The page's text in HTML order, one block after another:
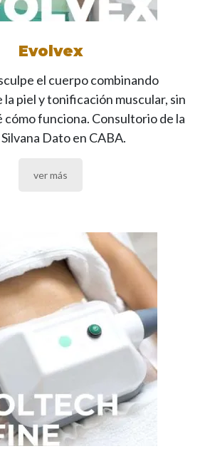
Evolvex
el cuerpo combinando
piel y tonificación muscular, sin
cómo funciona. Consultorio de la
Dato en CABA.
ver más